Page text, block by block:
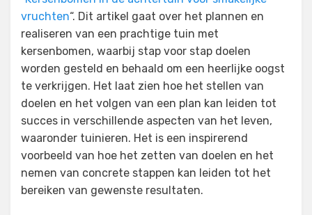
vruchten“. Dit artikel gaat over het plannen en
realiseren van een prachtige tuin met
kersenbomen, waarbij stap voor stap doelen
worden gesteld en behaald om een heerlijke oogst
te verkrijgen. Het laat zien hoe het stellen van
doelen en het volgen van een plan kan leiden tot
succes in verschillende aspecten van het leven,
waaronder tuinieren. Het is een inspirerend
voorbeeld van hoe het zetten van doelen en het
nemen van concrete stappen kan leiden tot het
bereiken van gewenste resultaten.